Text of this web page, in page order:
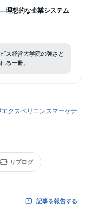
理想的な企業システム
ス経営大学院の強さと
る一冊。
エクスペリエンスマーケテ
リブログ
記事を報告する